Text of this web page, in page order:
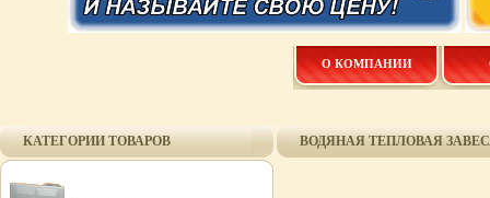
О КОМПАНИИ
КАТЕГОРИИ ТОВАРОВ ВОДЯНАЯ ТЕПЛОВАЯ